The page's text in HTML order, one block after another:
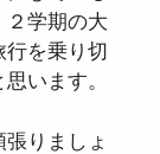
２学期の大
行を乗り切
います。
りましょ